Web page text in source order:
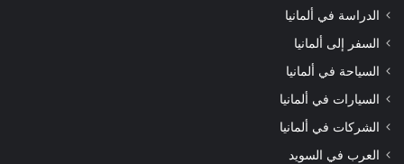
الدراسة في ألمانيا
السفر إلى ألمانيا
السياحة في ألمانيا
السيارات في ألمانيا
الشركات في ألمانيا
العرب في السويد